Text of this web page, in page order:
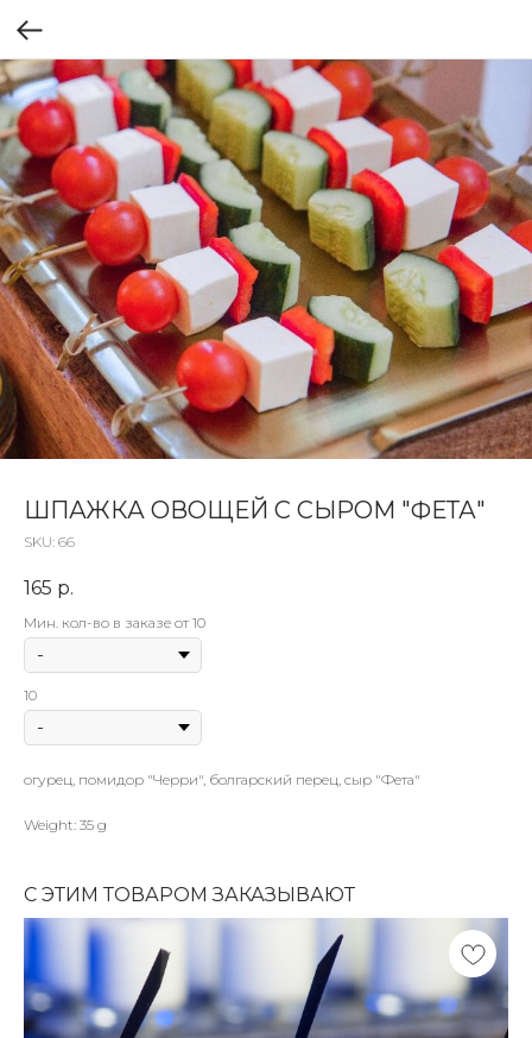
ШПАЖКА ОВОЩЕЙ С СЫРОМ "ФЕТА"
SKU: 66
165 р.
Мин. кол-во в заказе от 10
10
огурец, помидор "Черри", болгарский перец, сыр "Фета"
Weight: 35 g
С ЭТИМ ТОВАРОМ ЗАКАЗЫВАЮТ